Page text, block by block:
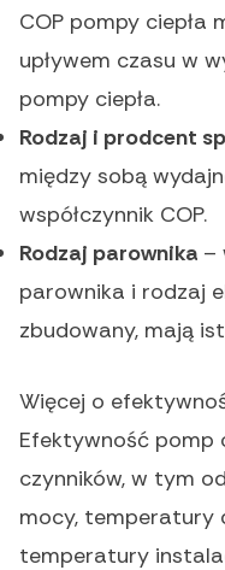
COP pompy ciepła
upływem czasu w
pompy ciepła.
Rodzaj i prodcent
między sobą
współczynnik COP.
Rodzaj parownika –
parownika i rodzaj
zbudowany, mają
Więcej o
Efektywność pomp
czynników, w tym
mocy, temperatury
temperatury